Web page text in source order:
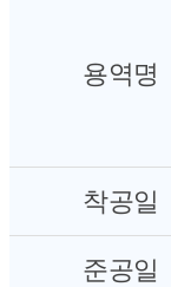
용역명
착공일
준공일